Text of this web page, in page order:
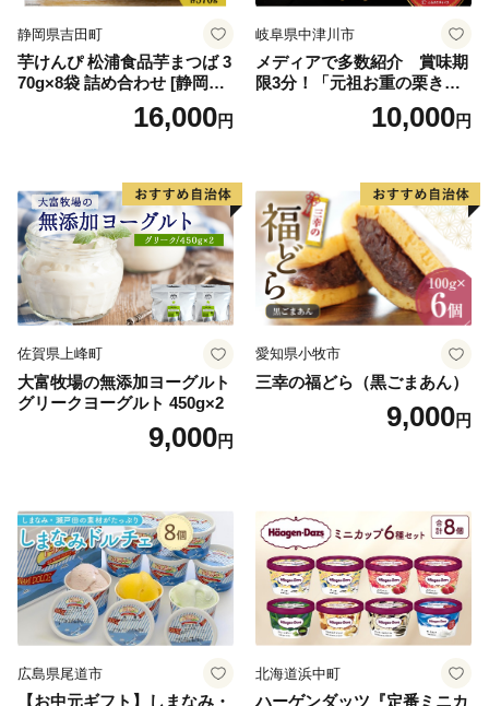
イン
静岡県吉田町
芋けんぴ 松浦食品芋まつば 3
70g×8袋 詰め合わせ [静岡伊
勢丹(松浦食品) 静岡県 吉田町
22424274] 芋ケンピ セット
16,000円
岐阜県中津川市
メディアで多数紹介 賞味期
限3分！「元祖お重の栗きん
とんモンブラン」 【未来の
ご褒美】スイーツ 栗 モンブ
子 菓子 F4N-2298
10,000円
佐賀県上峰町
大富牧場の無添加ヨーグルト
グリークヨーグルト 450g×2
9,000円
愛知県小牧市
三幸の福どら（黒ごまあん）
9,000円
広島県尾道市
【お中元ギフト】しまなみ・
北海道浜中町
ハーゲンダッツ『定番ミニカ